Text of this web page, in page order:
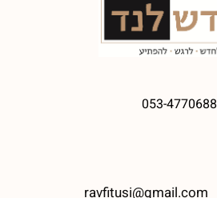
053-4770688